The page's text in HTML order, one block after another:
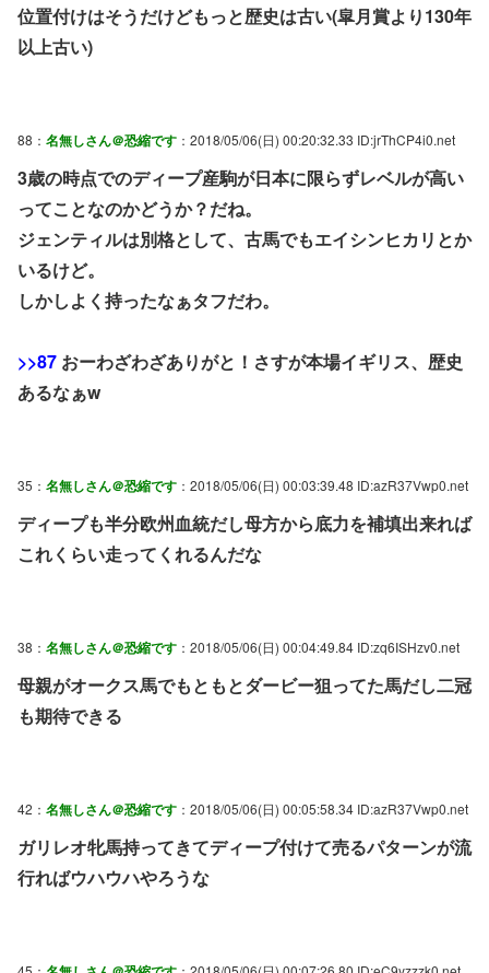
位置付けはそうだけどもっと歴史は古い(皐月賞より130年
以上古い)
88： 名無しさん＠恐縮です ：2018/05/06(日) 00:20:32.33 ID:jrThCP4i0.net
3歳の時点でのディープ産駒が日本に限らずレベルが高い
ってことなのかどうか？だね。
ジェンティルは別格として、古馬でもエイシンヒカリとか
いるけど。
しかしよく持ったなぁタフだわ。
>>87 おーわざわざありがと！さすが本場イギリス、歴史
あるなぁw
35： 名無しさん＠恐縮です ：2018/05/06(日) 00:03:39.48 ID:azR37Vwp0.net
ディープも半分欧州血統だし母方から底力を補填出来れば
これくらい走ってくれるんだな
38： 名無しさん＠恐縮です ：2018/05/06(日) 00:04:49.84 ID:zq6ISHzv0.net
母親がオークス馬でもともとダービー狙ってた馬だし二冠
も期待できる
42： 名無しさん＠恐縮です ：2018/05/06(日) 00:05:58.34 ID:azR37Vwp0.net
ガリレオ牝馬持ってきてディープ付けて売るパターンが流
行ればウハウハやろうな